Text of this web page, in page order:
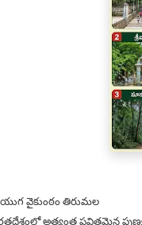
వైకుంఠం తిరుమల
అత్యంత పవిత్రమైన